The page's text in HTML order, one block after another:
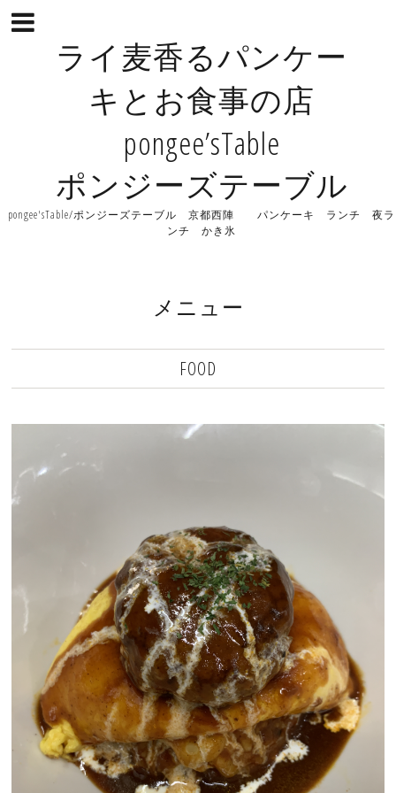
ライ麦香るパンケー
キとお食事の店
pongee’sTable
ポンジーズテーブル
pongee'sTable/ポンジーズテーブル 京都西陣 パンケーキ ランチ 夜ラ
ンチ かき氷
メニュー
FOOD